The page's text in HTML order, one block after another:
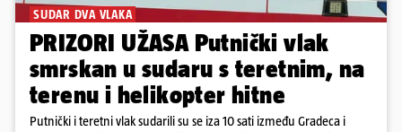
SUDAR DVA VLAKA
PRIZORI UŽASA Putnički vlak
smrskan u sudaru s teretnim, na
terenu i helikopter hitne
Putnički i teretni vlak sudarili su se iza 10 sati između Gradeca i